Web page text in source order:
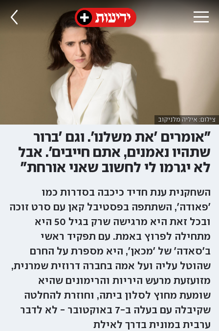
צילום: איליה מלניקוב
״אומרים ׳את משלנו׳. וגם ׳ברור
שתהיו נאמנים, אתם חייבים׳. אבל
לא יגרמו לי לחשוב שאני אורחת"
השחקנית ענת חדיד כיכבה בסדרות כמו
'פאודה', השתתפה בפסטיבל קאן עם סרט זוכה
ובכל זאת היא מרגישה שרק בגיל 50 היא
מתחילה לפרוץ באמת. עם תפקיד ראשי
ב'סאדה' של 'מכאן', היא מספרת על החרם
שהוטל עליה ועל אמה בחברה דרוזית שמרנית,
מזועזעת מרעש היריות והרימונים שהיא
שומעת מחוץ לסלון ביתה, וחוזרת להחלטה
שקיבלה עם בעלה ב-7 באוקטובר - לא לדבר
ערבית במונית בדרך לאילת